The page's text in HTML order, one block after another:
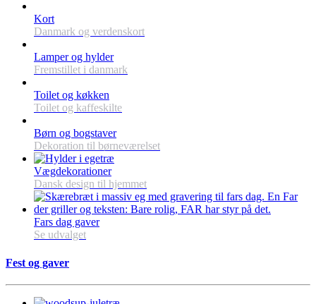
Kort
Danmark og verdenskort
Lamper og hylder
Fremstillet i danmark
Toilet og køkken
Toilet og kaffeskilte
Børn og bogstaver
Dekoration til børneværelset
Vægdekorationer
Dansk design til hjemmet
Fars dag gaver
Se udvalget
Fest og gaver